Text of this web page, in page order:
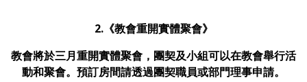
2.《教會重開實體聚會》
教會將於三月重開實體聚會，團契及小組可以在教會舉行活
動和聚會。預訂房間請透過團契職員或部門理事申請。